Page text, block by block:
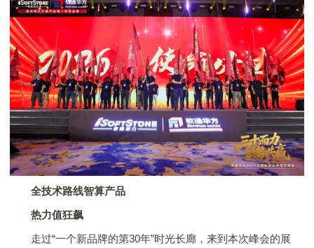
全技术路线智算产品
热力值狂飙
走过“一个新品牌的第30年”时光长廊，来到本次峰会的展